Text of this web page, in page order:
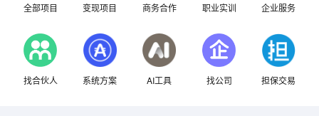
全部项目 变现项目 商务合作 职业实训 企业服务
找合伙人 系统方案 AI工具 找公司 担保交易